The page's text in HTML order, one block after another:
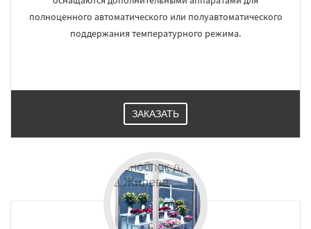
Работаем по
полноценного автоматического или полуавтоматического
поддержания температурного режима.
ЗАКАЗАТЬ
УЗНАТЬ ПОДРОБНЕЕ